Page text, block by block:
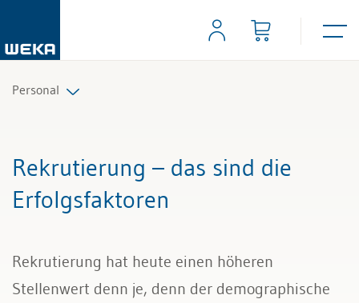
Personal
Arbeitsverträge und Reglemente
Lohn und Gehalt
Rekrutierung – das sind die
Erfolgsfaktoren
Rekrutierung hat heute einen höheren
Stellenwert denn je, denn der demographische